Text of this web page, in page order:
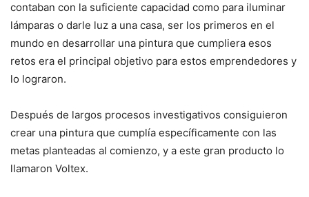
contaban con la suficiente capacidad como para iluminar
lámparas o darle luz a una casa, ser los primeros en el
mundo en desarrollar una pintura que cumpliera esos
retos era el principal objetivo para estos emprendedores y
lo lograron.
Después de largos procesos investigativos consiguieron
crear una pintura que cumplía específicamente con las
metas planteadas al comienzo, y a este gran producto lo
llamaron Voltex.